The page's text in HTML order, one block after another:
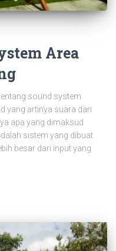
Area
sound system
yang artinya suara dan
apa yang dimaksud
sistem yang dibuat
besar dari input yang